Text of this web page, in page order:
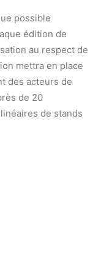
possible
édition de
au respect de
mettra en place
des acteurs de
de 20
de stands